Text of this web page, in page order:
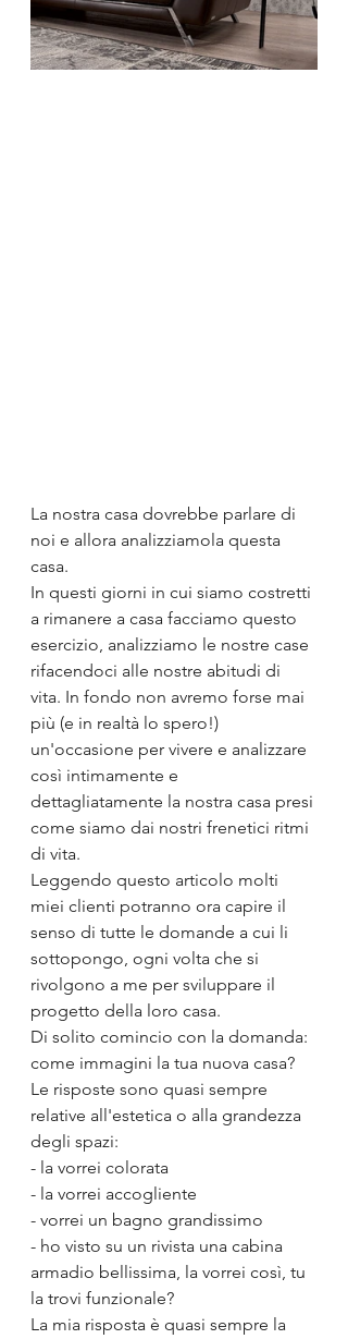
La nostra casa dovrebbe parlare di
noi e allora analizziamola questa
casa.
In questi giorni in cui siamo costretti
a rimanere a casa facciamo questo
esercizio, analizziamo le nostre case
rifacendoci alle nostre abitudi di
vita. In fondo non avremo forse mai
più (e in realtà lo spero!)
un'occasione per vivere e analizzare
così intimamente e
dettagliatamente la nostra casa presi
come siamo dai nostri frenetici ritmi
di vita.
Leggendo questo articolo molti
miei clienti potranno ora capire il
senso di tutte le domande a cui li
sottopongo, ogni volta che si
rivolgono a me per sviluppare il
progetto della loro casa.
Di solito comincio con la domanda:
come immagini la tua nuova casa?
Le risposte sono quasi sempre
relative all'estetica o alla grandezza
degli spazi:
- la vorrei colorata
- la vorrei accogliente
- vorrei un bagno grandissimo
- ho visto su un rivista una cabina
armadio bellissima, la vorrei così, tu
la trovi funzionale?
La mia risposta è quasi sempre la